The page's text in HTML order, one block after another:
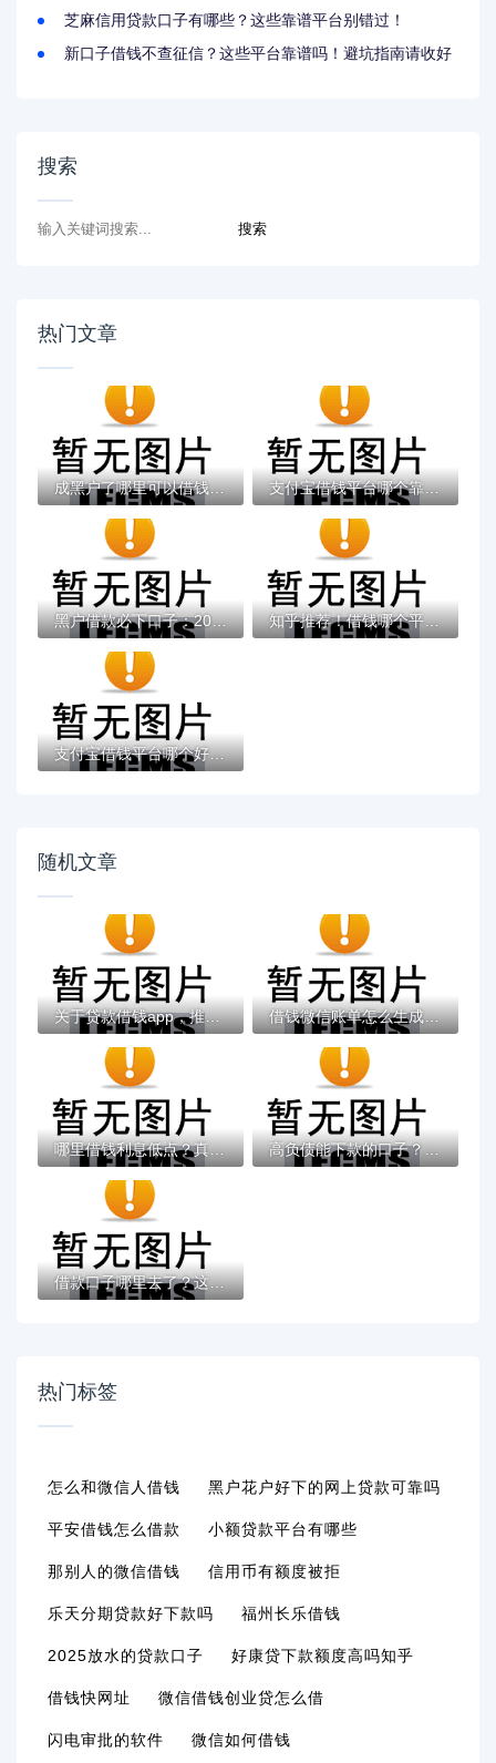
芝麻信用贷款口子有哪些？这些靠谱平台别错过！
新口子借钱不查征信？这些平台靠谱吗！避坑指南请收好
搜索
热门文章
成黑户了哪里可以借钱急用啊，2025五大专属... 支付宝借钱平台哪个靠谱？实测这5款低息灵活...
黑户借款必下口子：2025推荐5个通过率100%的... 知乎推荐！借钱哪个平台靠谱？这5个低息正规...
支付宝借钱平台哪个好？实测推荐这3个靠谱低...
随机文章
关于贷款借钱app，推荐7个年前有什么好下款... 借钱微信账单怎么生成？这8个靠谱借钱平台值...
哪里借钱利息低点？真实测评这几个平台更划... 高负债能下款的口子？盘点最新5个征信不好负...
借款口子哪里去了？这5个渠道或许能帮你解决...
热门标签
怎么和微信人借钱 黑户花户好下的网上贷款可靠吗
平安借钱怎么借款 小额贷款平台有哪些
那别人的微信借钱 信用币有额度被拒
乐天分期贷款好下款吗 福州长乐借钱
2025放水的贷款口子 好康贷下款额度高吗知乎
借钱快网址 微信借钱创业贷怎么借
闪电审批的软件 微信如何借钱